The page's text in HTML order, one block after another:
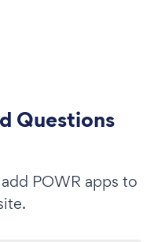
Questions
POWR apps to